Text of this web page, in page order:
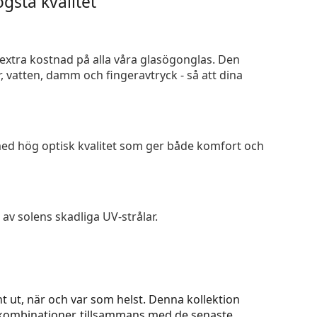
kostnad på alla våra glasögonglas. Den
damm och fingeravtryck - så att dina
hög optisk kvalitet som ger både komfort och
solens skadliga UV-strålar.
ut, när och var som helst. Denna kollektion